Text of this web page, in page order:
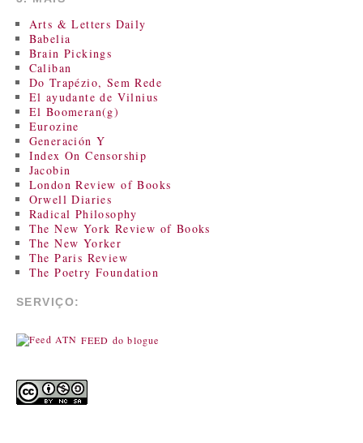
Arts & Letters Daily
Babelia
Brain Pickings
Caliban
Do Trapézio, Sem Rede
El ayudante de Vilnius
El Boomeran(g)
Eurozine
Generación Y
Index On Censorship
Jacobin
London Review of Books
Orwell Diaries
Radical Philosophy
The New York Review of Books
The New Yorker
The Paris Review
The Poetry Foundation
SERVIÇO:
FEED do blogue